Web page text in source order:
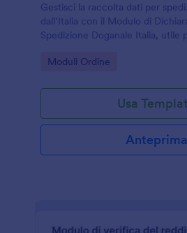
Gestisci la raccolta dati per
dall’Italia con il Modulo di
Spedizione Doganale Italia, utile
e tempi di gestione.
Go to Category:
Moduli Ordine
Usa
Anteprima